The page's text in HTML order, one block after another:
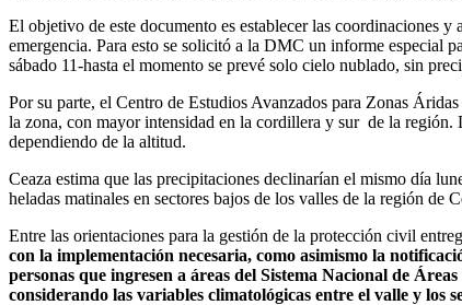
El objetivo de este documento es establecer las coordinaciones
emergencia. Para esto se solicitó a la DMC un informe especial
sábado 11-hasta el momento se prevé solo cielo nublado, sin
Por su parte, el Centro de Estudios Avanzados para Zonas
la zona, con mayor intensidad en la cordillera y sur de la
dependiendo de la altitud.
Ceaza estima que las precipitaciones declinarían el mismo día
heladas matinales en sectores bajos de los valles de la región de
Entre las orientaciones para la gestión de la protección civil
con la implementación necesaria, como asimismo la
personas que ingresen a áreas del Sistema Nacional de
considerando las variables climatológicas entre el valle y los